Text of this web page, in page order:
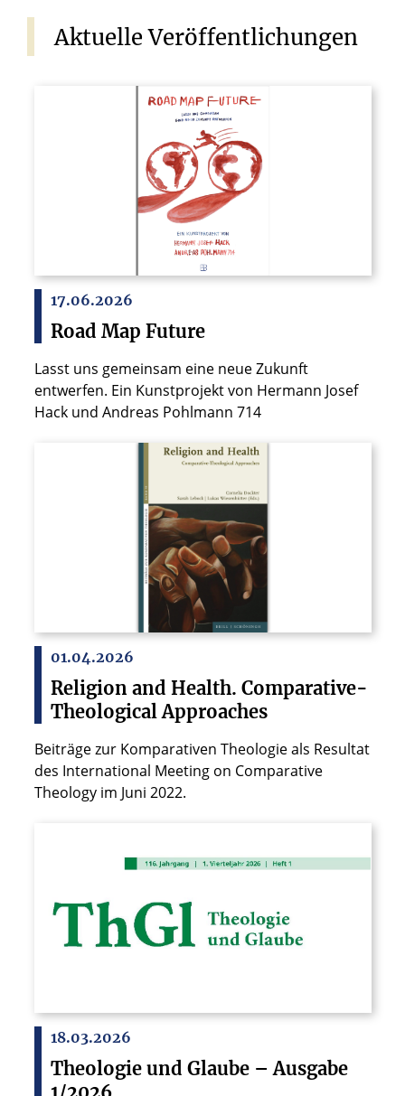
Aktuelle Veröffentlichungen
17.06.2026
Road Map Future
Lasst uns gemeinsam eine neue Zukunft
entwerfen. Ein Kunstprojekt von Hermann Josef
Hack und Andreas Pohlmann 714
01.04.2026
Religion and Health. Comparative-
Theological Approaches
Beiträge zur Komparativen Theologie als Resultat
des International Meeting on Comparative
Theology im Juni 2022.
18.03.2026
Theologie und Glaube – Ausgabe